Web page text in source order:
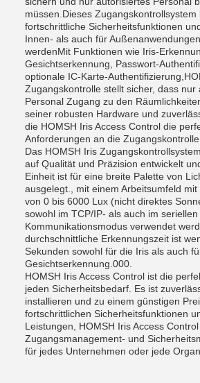
müssen.Dieses Zugangskontrollsystem
fortschrittliche Sicherheitsfunktionen
Innen- als auch für
werdenMit Funktionen wie Iris-
Gesichtserkennung, Passwort-
optionale IC-Karte-
Zugangskontrolle stellt sicher, dass nur
Personal Zugang zu den
seiner robusten Hardware und
die HOMSH Iris Access Control die
Anforderungen an die Zugangskontrolle.
Das HOMSH Iris
auf Qualität und Präzision entwickelt
Einheit ist für eine breite Palette von
ausgelegt., mit einem Arbeitsumfeld
von 0 bis 6000 Lux (nicht direktes
sowohl im TCP/IP- als auch im seriellen
Kommunikationsmodus verwendet
durchschnittliche Erkennungszeit ist
Sekunden sowohl für die Iris als auch
Gesichtserkennung.000.
HOMSH Iris Access Control ist die
jeden Sicherheitsbedarf. Es ist
installieren und zu einem günstigen
fortschrittlichen Sicherheitsfunktionen
Leistungen, HOMSH Iris Access
Zugangsmanagement- und
für jedes Unternehmen oder jede